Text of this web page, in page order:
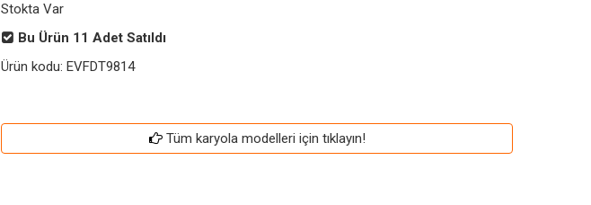
Stokta Var
Bu Ürün 11 Adet Satıldı
Ürün kodu: EVFDT9814
Tüm karyola modelleri için tıklayın!